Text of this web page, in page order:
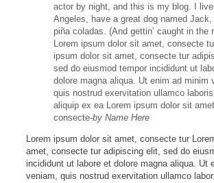
actor by night, and this is my blog. I
Angeles, have a great dog named
piña coladas. (And gettin’ caught in the
Lorem ipsum dolor sit amet, consecte
ipsum dolor sit amet, consecte tur
sed do eiusmod tempor incididunt ut
dolore magna aliqua. Ut enim ad minim
quis nostrud exervitation ullamco
aliquip ex ea Lorem ipsum dolor sit amet,
consecte-by Name Here
Lorem ipsum dolor sit amet, consecte tur
amet, consecte tur adipiscing elit, sed do
incididunt ut labore et dolore magna aliqua. Ut
veniam, quis nostrud exervitation ullamco